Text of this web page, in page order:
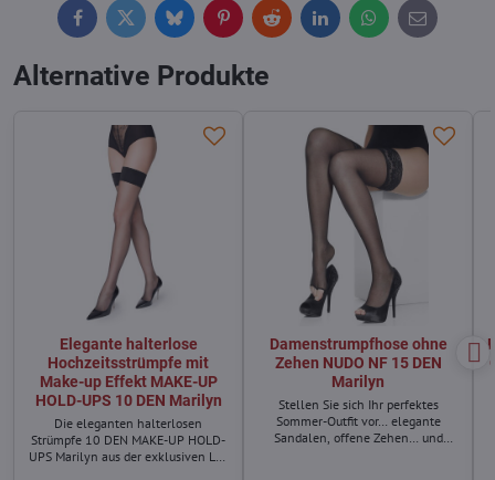
FacebookTwitterBlueskyPinterestReddit LinkedInWhatsApp
E-
mail
Alternative Produkte
Elegante halterlose
Hochzeitsstrümpfe mit
Make-up Effekt MAKE-UP
HOLD-UPS 10 DEN Marilyn
Die eleganten halterlosen
Strümpfe 10 DEN MAKE-UP HOLD-
UPS Marilyn aus der exklusiven Lux
Damenstrumpfhose ohne
Zehen NUDO NF 15 DEN
Marilyn
Stellen Sie sich Ihr perfektes
Sommer-Outfit vor… elegante
Sandalen, offene Zehen… und